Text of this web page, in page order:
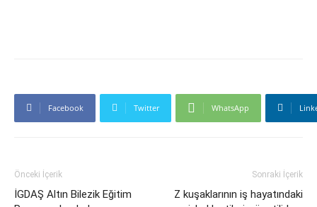
Facebook Twitter WhatsApp
Önceki İçerik
İGDAŞ Altın Bilezik Eğitim
Sonraki İçerik
Z kuşaklarının iş hayatındaki